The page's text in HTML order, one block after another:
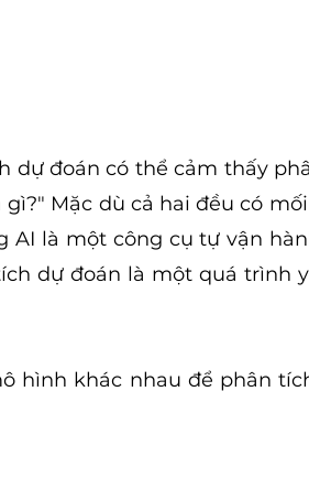
dự đoán có thể cảm thấy
Mặc dù cả hai đều có
là một công cụ tự vận
dự đoán là một quá trình
hình khác nhau để phân